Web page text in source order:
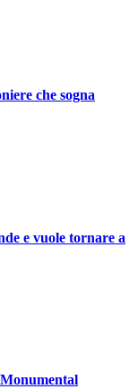
che sogna
e vuole tornare a